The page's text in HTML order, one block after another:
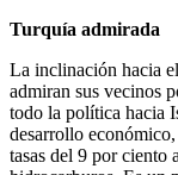
Turquía admirada
La inclinación hacia
admiran sus vecinos
todo la política hacia
desarrollo
tasas del 9 por ciento